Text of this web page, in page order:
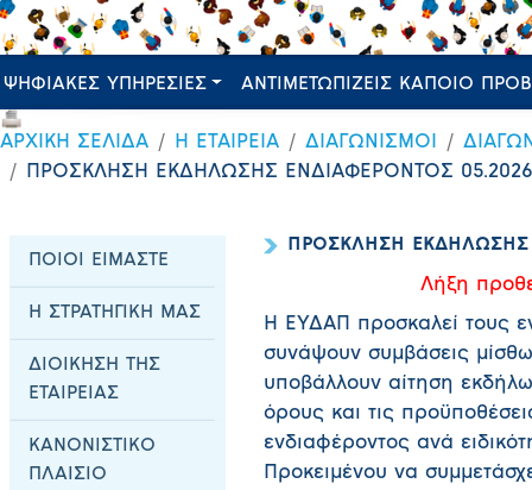
ΨΗΦΙΑΚΕΣ ΥΠΗΡΕΣΙΕΣ ΑΝΤΙΜΕΤΩΠΙΖΕΙΣ ΚΑΠΟΙΟ
ΑΡΧΙΚΗ ΣΕΛΙΔΑ Η ΕΤΑΙΡΕΙΑ ΔΙΑΓΩΝΙΣΜΟΙ
ΠΡΟΣΚΛΗΣΗ ΕΚΔΗΛΩΣΗΣ ΕΝΔΙΑΦΕΡΟΝΤΟΣ 05.2026
ΠΟΙΟΙ ΕΙΜΑΣΤΕ
Η ΣΤΡΑΤΗΓΙΚΗ ΜΑΣ
ΔΙΟΙΚΗΣΗ ΤΗΣ
ΕΤΑΙΡΕΙΑΣ
ΚΑΝΟΝΙΣΤΙΚΟ
ΠΛΑΙΣΙΟ
ΠΡΟΣΚΛΗΣΗ ΕΚΔΗΛΩΣΗΣ
Λήξη
Η ΕΥΔΑΠ προσκαλεί τους
συνάψουν συμβάσεις
υποβάλλουν αίτηση
όρους και τις
ενδιαφέροντος ανά
Προκειμένου να